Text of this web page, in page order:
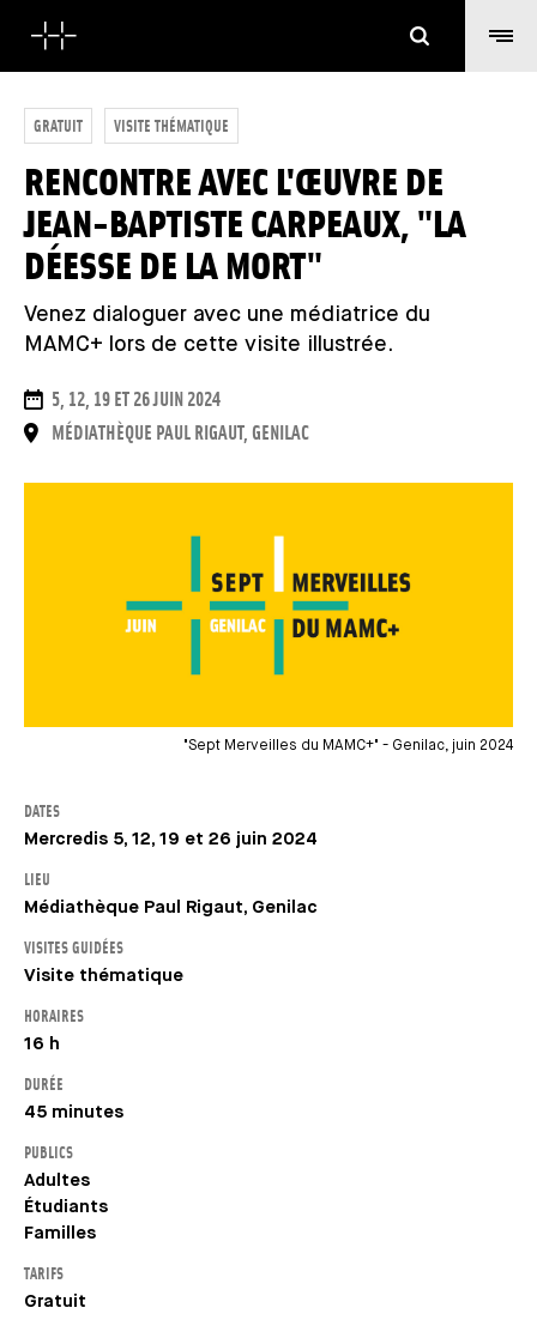
GRATUIT VISITE THÉMATIQUE
RENCONTRE AVEC L'ŒUVRE DE
JEAN-BAPTISTE CARPEAUX, "LA
DÉESSE DE LA MORT"
Venez dialoguer avec une médiatrice du
MAMC+ lors de cette visite illustrée.
DATE
5, 12, 19 ET 26 JUIN 2024
LUOGO
MÉDIATHÈQUE PAUL RIGAUT, GENILAC
"Sept Merveilles du MAMC+" - Genilac, juin 2024
DATES
Mercredis 5, 12, 19 et 26 juin 2024
LIEU
Médiathèque Paul Rigaut, Genilac
VISITES GUIDÉES
Visite thématique
HORAIRES
16 h
DURÉE
45 minutes
PUBLICS
Adultes
Étudiants
Familles
TARIFS
Gratuit